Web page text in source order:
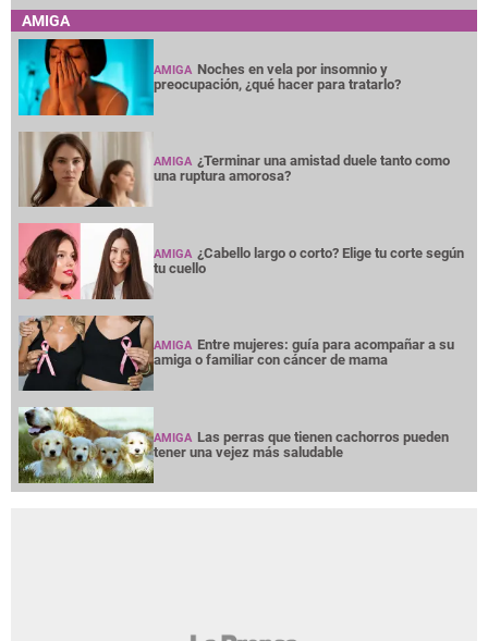
AMIGA
AMIGA Noches en vela por insomnio y
preocupación, ¿qué hacer para tratarlo?
AMIGA ¿Terminar una amistad duele tanto como
una ruptura amorosa?
AMIGA ¿Cabello largo o corto? Elige tu corte según
tu cuello
AMIGA Entre mujeres: guía para acompañar a su
amiga o familiar con cáncer de mama
AMIGA Las perras que tienen cachorros pueden
tener una vejez más saludable